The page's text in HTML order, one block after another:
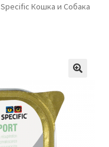
Specific Кошка и Собака